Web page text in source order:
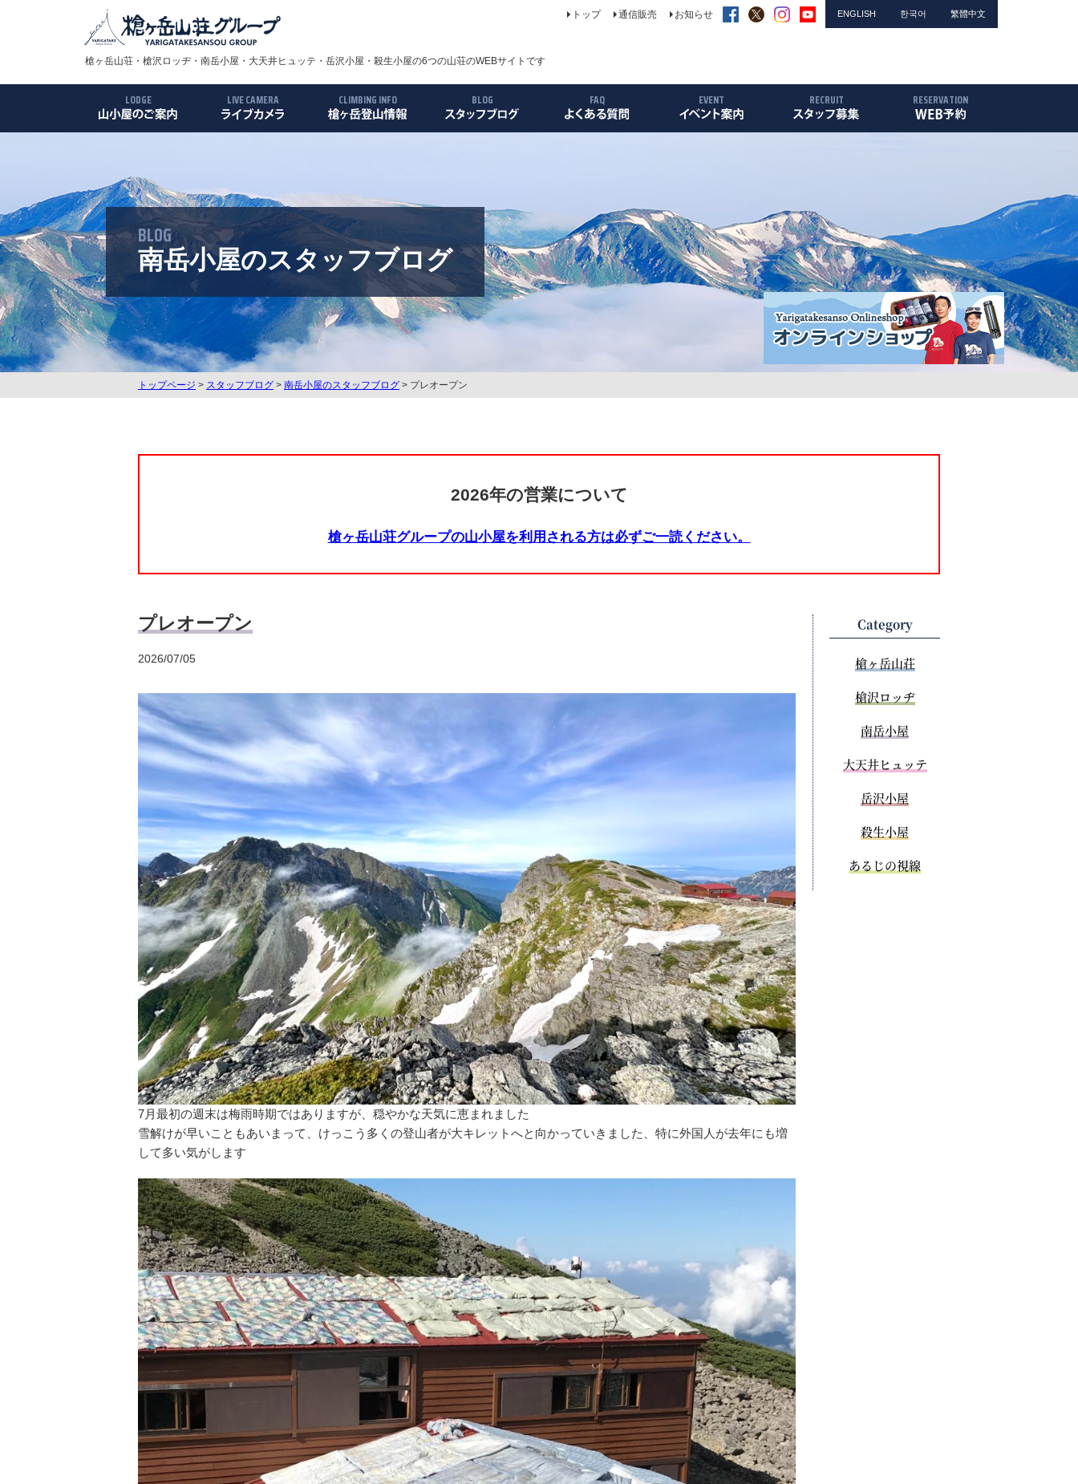
槍ヶ岳山荘・槍沢ロッヂ・南岳小屋・大天井ヒュッテ・岳沢小屋・殺生小屋の6つの山荘のWEBサイトです
トップ 通信販売 お知らせ ENGLISH 한국어 繁體中文
LODGE LIVE CAMERA CLIMBING INFO BLOG FAQ EVENT RECRUIT RESERVATION
BLOG
南岳小屋のスタッフブログ
トップページ > スタッフブログ > 南岳小屋のスタッフブログ > プレオープン
2026年の営業について
槍ヶ岳山荘グループの山小屋を利用される方は必ずご一読ください。
プレオープン
2026/07/05
7月最初の週末は梅雨時期ではありますが、穏やかな天気に恵まれました
雪解けが早いこともあいまって、けっこう多くの登山者が大キレットへと向かっていきました、特に外国人が去年にも増
して多い気がします
Category
槍ヶ岳山荘
槍沢ロッヂ
南岳小屋
大天井ヒュッテ
岳沢小屋
殺生小屋
あるじの視線